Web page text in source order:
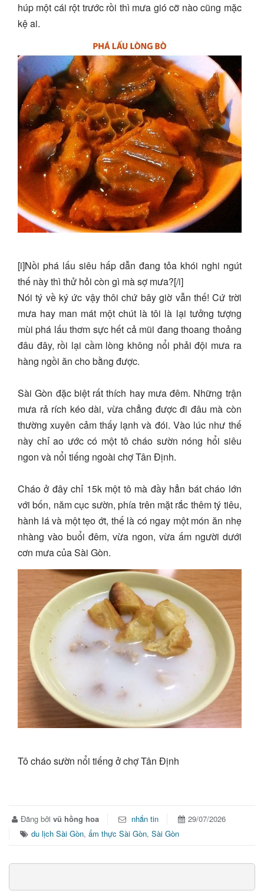
húp một cái rột trước rồi thì mưa gió cỡ nào cũng mặc
kệ ai.
[i]Nồi phá lấu siêu hấp dẫn đang tỏa khói nghi ngút
thế này thì thử hỏi còn gì mà sợ mưa?[/i]
Nói tý về ký ức vậy thôi chứ bây giờ vẫn thế! Cứ trời
mưa hay man mát một chút là tôi là lại tưởng tượng
mùi phá lấu thơm sực hết cả mũi đang thoang thoảng
đâu đây, rồi lại cầm lòng không nổi phải đội mưa ra
hàng ngồi ăn cho bằng được.
Sài Gòn đặc biệt rất thích hay mưa đêm. Những trận
mưa rả rích kéo dài, vừa chẳng được đi đâu mà còn
thường xuyên cảm thấy lạnh và đói. Vào lúc như thế
này chỉ ao ước có một tô cháo sườn nóng hổi siêu
ngon và nổi tiếng ngoài chợ Tân Định.
Cháo ở đây chỉ 15k một tô mà đầy hẳn bát cháo lớn
với bốn, năm cục sườn, phía trên mặt rắc thêm tý tiêu,
hành lá và một tẹo ớt, thế là có ngay một món ăn nhẹ
nhàng vào buổi đêm, vừa ngon, vừa ấm người dưới
cơn mưa của Sài Gòn.
Tô cháo sườn nổi tiếng ở chợ Tân Định
Đăng bởi vũ hồng hoa nhắn tin
29/07/2026
du lịch Sài Gòn, ẩm thực Sài Gòn, Sài Gòn